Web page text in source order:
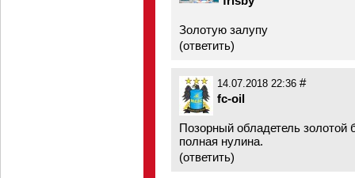
Золотую залупу
(ответить)
14.07.2018 22:36 #
fc-oil
Позорный обладетель
полная нулина.
(ответить)